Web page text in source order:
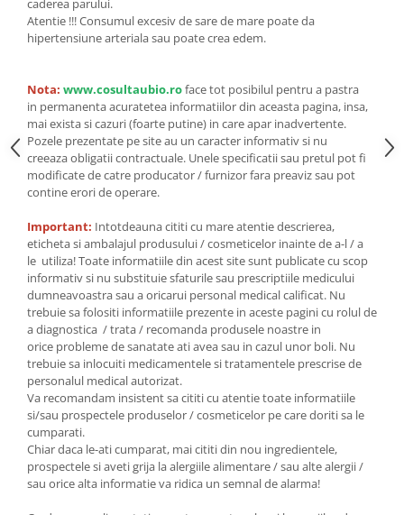
Mixuri, condimente si mirodenii
Mirodenii
Maioneza bio
Pesto Bio
Semipreparate
Specialitati si produse asiatice
caderea parului.
Atentie !!! Consumul excesiv de sare de mare poate da
hipertensiune arteriala sau poate crea edem.
Nota: www.cosultaubio.roface tot posibilul pentru a pastra
in permanenta acuratetea informatiilor din aceasta pagina, insa,
mai exista si cazuri (foarte putine) in care apar inadvertente.
Pozele prezentate pe site au un caracter informativ si nu
creeaza obligatii contractuale. Unele specificatii sau pretul pot fi
modificate de catre producator / furnizor fara preaviz sau pot
contine erori de operare.
Important: Intotdeauna cititi cu mare atentie descrierea,
eticheta si ambalajul produsului / cosmeticelor inainte de a-l / a
le utiliza! Toate informatiile din acest site sunt publicate cu scop
informativ si nu substituie sfaturile sau prescriptiile medicului
dumneavoastra sau a oricarui personal medical calificat. Nu
trebuie sa folositi informatiile prezente in aceste pagini cu rolul de
a diagnostica / trata / recomanda produsele noastre in
orice probleme de sanatate ati avea sau in cazul unor boli. Nu
trebuie sa inlocuiti medicamentele si tratamentele prescrise de
personalul medical autorizat.
Va recomandam insistent sa cititi cu atentie toate informatiile
si/sau prospectele produselor / cosmeticelor pe care doriti sa le
cumparati.
Chiar daca le-ati cumparat, mai cititi din nou ingredientele,
prospectele si aveti grija la alergiile alimentare / sau alte alergii /
sau orice alta informatie va ridica un semnal de alarma!